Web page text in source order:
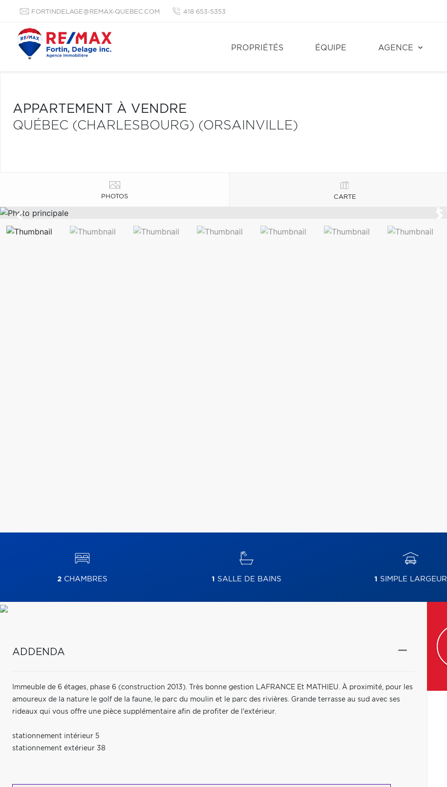
FORTINDELAGE@REMAX-QUEBEC.COM 418 653-5353
PROPRIÉTÉS ÉQUIPE AGENCE
APPARTEMENT À VENDRE
QUÉBEC (CHARLESBOURG) (ORSAINVILLE)
PHOTOS CARTE
2CHAMBRES 1 SALLE DE BAINS 1 SIMPLE LARGEUR
ADDENDA
Immeuble de 6 étages, phase 6 (construction 2013). Très bonne gestion LAFRANCE Et MATHIEU. À proximité, pour les
amoureux de la nature le golf de la faune, le parc du moulin et le parc des rivières. Grande terrasse au sud avec ses
rideaux qui vous offre une pièce supplémentaire afin de profiter de l'extérieur.
stationnement intérieur 5
stationnement extérieur 38